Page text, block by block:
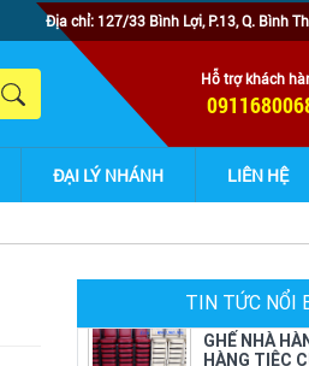
Địa chỉ: 127/33 Bình Lợi, P.13, Q. Bình
Hỗ trợ khách
ĐẠI LÝ NHÁNH LIÊN HỆ
TIN TỨC NỔI
CÔNG TY
GHẾ NHÀ
HÀNG TIỆC
Công Ty Đại